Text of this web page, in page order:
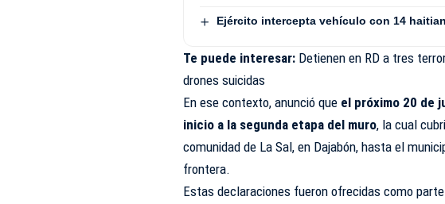
Ejército intercepta vehículo con 14
Te puede interesar: Detienen en RD a tres
drones suicidas
En ese contexto, anunció que el próximo 20 de
inicio a la segunda etapa del muro, la cual
comunidad de La Sal, en Dajabón, hasta el
frontera.
Estas declaraciones fueron ofrecidas como